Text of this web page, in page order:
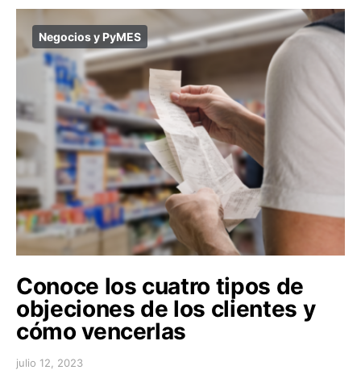
Negocios y PyMES
Conoce los cuatro tipos de
objeciones de los clientes y
cómo vencerlas
julio 12, 2023